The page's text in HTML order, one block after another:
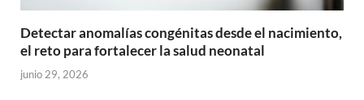
Detectar anomalías congénitas desde el nacimiento,
el reto para fortalecer la salud neonatal
junio 29, 2026